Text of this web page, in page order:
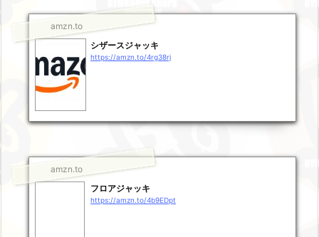
amzn.to
シザースジャッキ
https://amzn.to/4rg38rj
amzn.to
フロアジャッキ
https://amzn.to/4b9EDpt